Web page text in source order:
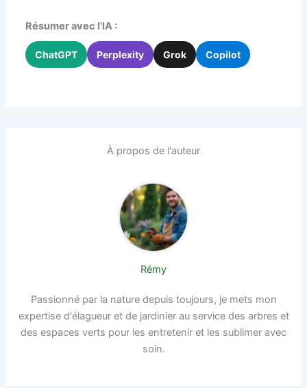
Résumer avec l'IA :
ChatGPT Perplexity Grok Copilot
À propos de l'auteur
Rémy
Passionné par la nature depuis toujours, je mets mon
expertise d'élagueur et de jardinier au service des arbres et
des espaces verts pour les entretenir et les sublimer avec
soin.